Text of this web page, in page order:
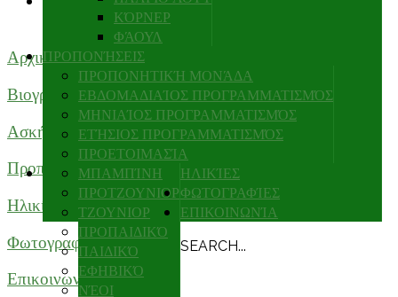
ΚΌΡΝΕΡ
ΦΆΟΥΛ
ΠΡΟΠΟΝΉΣΕΙΣ
ΠΡΟΠΟΝΗΤΙΚΉ ΜΟΝΆΔΑ
ΕΒΔΟΜΑΔΙΑΊΟΣ ΠΡΟΓΡΑΜΜΑΤΙΣΜΌΣ
ΜΗΝΙΑΊΟΣ ΠΡΟΓΡΑΜΜΑΤΙΣΜΌΣ
ΕΤΉΣΙΟΣ ΠΡΟΓΡΑΜΜΑΤΙΣΜΌΣ
ΠΡΟΕΤΟΙΜΑΣΊΑ
ΗΛΙΚΊΕΣ
ΜΠΑΜΠΊΝΗ
ΠΡΟΤΖΟΥΝΙΟΡ
ΤΖΟΥΝΙΟΡ
ΠΡΟΠΑΙΔΙΚΌ
ΠΑΙΔΙΚΌ
ΕΦΗΒΙΚΌ
ΝΈΟΙ
ΦΩΤΟΓΡΑΦΊΕΣ
ΕΠΙΚΟΙΝΩΝΊΑ
SEARCH...
(Κωδ.ΤΕΧΜΕ0101)
Αρχική
Βιογραφικο
Ασκήσεις
Προπονήσεις
Ηλικίες
Φωτογραφίες
Επικοινωνία